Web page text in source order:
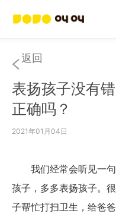
首页
叫叫App
叫叫IP
关于我们
返回
表扬孩子没有
正确吗？
2021年01月04日
我们经常会听见一句
孩子，多多表扬孩子。
子帮忙打扫卫生，给爸